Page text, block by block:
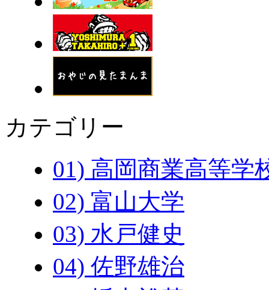
カテゴリー
01) 高岡商業高等学
02) 富山大学
03) 水戸健史
04) 佐野雄治